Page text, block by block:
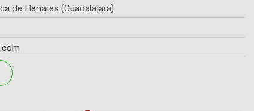
de Henares (Guadalajara)